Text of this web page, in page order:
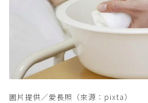
圖片提供／愛長照（來源：pixta）